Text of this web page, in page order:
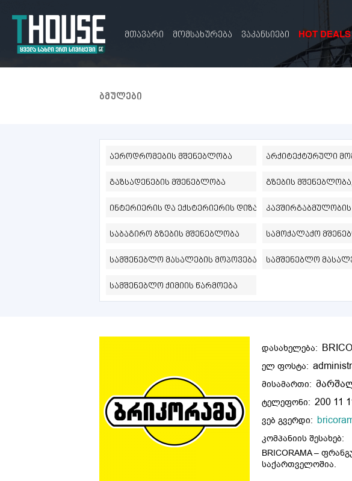
მთავარი მომსახურება ვაკანსიები HOT DEALS
ბმულები
აეროდრომების მშენებლობა არქიტექტურული
გაზსადენების მშენებლობა გზების
ინტერიერის და ექსტერიერის დიზაინი
საბაგირო გზების მშენებლობა სამოქალაქო
სამშენებლო მასალების მოპოვება სამშენებლო
სამშენებლო ქიმიის წარმოება
დასახელება:
ელ ფოსტა:
მისამართი:
ტელეფონი: 200 11
ვებ გვერდი:
კომპანიის შესახებ:
BRICORAMA –
საქართველოშია.